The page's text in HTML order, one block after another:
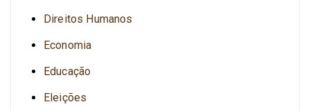
Direitos Humanos
Economia
Educação
Eleições